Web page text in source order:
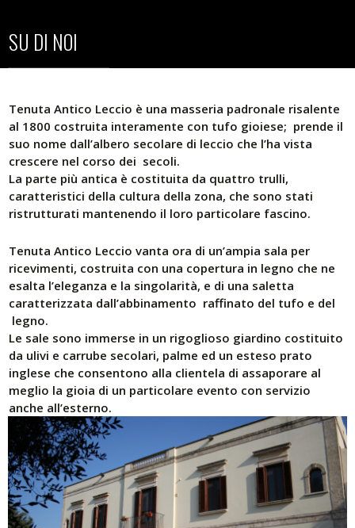
SU DI NOI
Tenuta Antico Leccio è una masseria padronale risalente
al 1800 costruita interamente con tufo gioiese; prende il
suo nome dall’albero secolare di leccio che l’ha vista
crescere nel corso dei secoli.
La parte più antica è costituita da quattro trulli,
caratteristici della cultura della zona, che sono stati
ristrutturati mantenendo il loro particolare fascino.
Tenuta Antico Leccio vanta ora di un’ampia sala per
ricevimenti, costruita con una copertura in legno che ne
esalta l’eleganza e la singolarità, e di una saletta
caratterizzata dall’abbinamento raffinato del tufo e del
legno.
Le sale sono immerse in un rigoglioso giardino costituito
da ulivi e carrube secolari, palme ed un esteso prato
inglese che consentono alla clientela di assaporare al
meglio la gioia di un particolare evento con servizio
anche all’esterno.